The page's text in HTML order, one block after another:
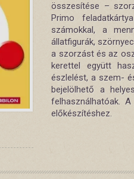
összesítése –
Primo
számokkal, a
állatfigurák,
a szorzást és az
kerettel együtt
észlelést, a szem-
bejelölhető a
felhasználhatóak.
előkészítéshez.